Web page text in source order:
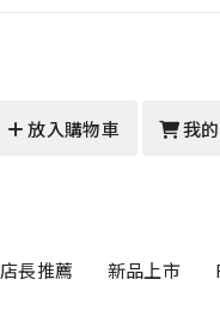
放入購物車 我
店長推薦 新品上市